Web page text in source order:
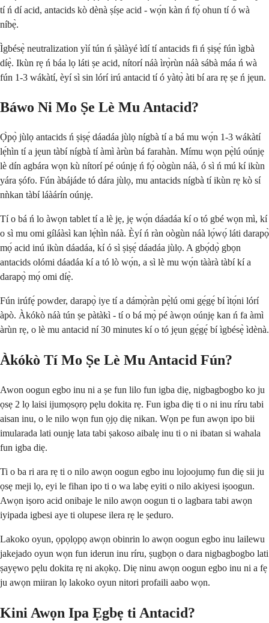
tí ń dí acid, antacids kò dènà ṣíṣe acid - wọ́n kàn ń fọ́ ohun tí ó wà
níbẹ̀.
Ìgbésẹ̀ neutralization yìí tún ń ṣàlàyé ìdí tí antacids fi ń ṣiṣẹ́ fún ìgbà
díẹ̀. Ikùn rẹ ń báa lọ láti ṣe acid, nítorí náà ìrọ̀rùn náà sábà máa ń wà
fún 1-3 wákàtí, èyí sì sin lórí irú antacid tí ó yàtọ̀ àti bí ara rẹ ṣe ń jẹun.
Báwo Ni Mo Ṣe Lè Mu Antacid?
Ọ̀pọ̀ jùlọ antacids ń ṣiṣẹ́ dáadáa jùlọ nígbà tí a bá mu wọ́n 1-3 wákàtí
lẹ́hìn tí a jẹun tàbí nígbà tí àmì àrùn bá farahàn. Mímu wọn pẹ̀lú oúnjẹ
lè dín agbára wọn kù nítorí pé oúnjẹ ń fọ́ oògùn náà, ó sì ń mú kí ikùn
yára ṣófo. Fún àbájáde tó dára jùlọ, mu antacids nígbà tí ikùn rẹ kò sí
nǹkan tàbí láàárín oúnjẹ.
Tí o bá ń lo àwọn tablet tí a lè jẹ, jẹ wọ́n dáadáa kí o tó gbé wọn mì, kí
o sì mu omi gíláàsì kan lẹ́hìn náà. Èyí ń ràn oògùn náà lọ́wọ́ láti darapọ̀
mọ́ acid inú ikùn dáadáa, kí ó sì ṣiṣẹ́ dáadáa jùlọ. A gbọ́dọ̀ gbọn
antacids olómi dáadáa kí a tó lò wọ́n, a sì lè mu wọ́n tààrà tàbí kí a
darapọ̀ mọ́ omi díẹ̀.
Fún irúfẹ́ powder, darapọ̀ iye tí a dámọ̀ràn pẹ̀lú omi gẹ́gẹ́ bí ìtọ́ni lórí
àpò. Àkókò náà tún ṣe pàtàkì - tí o bá mọ̀ pé àwọn oúnjẹ kan ń fa àmì
àrùn rẹ, o lè mu antacid ní 30 minutes kí o tó jẹun gẹ́gẹ́ bí ìgbésẹ̀ ìdènà.
Àkókò Tí Mo Ṣe Lè Mu Antacid Fún?
Awon oogun egbo inu ni a ṣe fun lilo fun igba diẹ, nigbagbogbo ko ju
ọsẹ 2 lọ laisi ijumọsọrọ pẹlu dokita rẹ. Fun igba diẹ ti o ni inu ríru tabi
aisan inu, o le nilo wọn fun ọjọ diẹ nikan. Wọn pe fun awọn ipo bii
imularada lati ounjẹ lata tabi ṣakoso aibalẹ inu ti o ni ibatan si wahala
fun igba diẹ.
Ti o ba ri ara rẹ ti o nilo awọn oogun egbo inu lojoojumọ fun diẹ sii ju
ọsẹ meji lọ, eyi le fihan ipo ti o wa labẹ eyiti o nilo akiyesi iṣoogun.
Awọn iṣoro acid onibaje le nilo awọn oogun ti o lagbara tabi awọn
iyipada igbesi aye ti olupese ilera rẹ le ṣeduro.
Lakoko oyun, ọpọlọpọ awọn obinrin lo awọn oogun egbo inu lailewu
jakejado oyun wọn fun iderun inu ríru, ṣugbọn o dara nigbagbogbo lati
ṣayẹwo pẹlu dokita rẹ ni akọkọ. Diẹ ninu awọn oogun egbo inu ni a fẹ
ju awọn miiran lọ lakoko oyun nitori profaili aabo wọn.
Kini Awọn Ipa Ẹgbẹ ti Antacid?